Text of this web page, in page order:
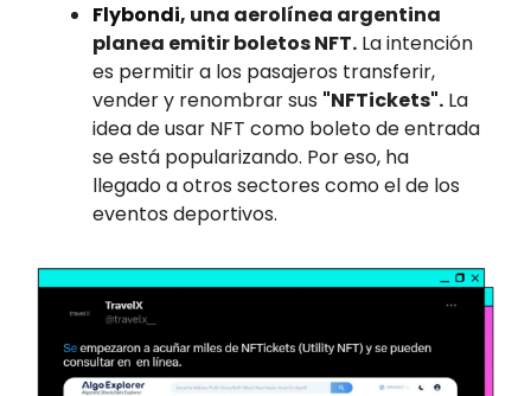
Flybondi, una aerolínea argentina
planea emitir boletos NFT. La intención
es permitir a los pasajeros transferir,
vender y renombrar sus "NFTickets". La
idea de usar NFT como boleto de entrada
se está popularizando. Por eso, ha
llegado a otros sectores como el de los
eventos deportivos.